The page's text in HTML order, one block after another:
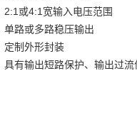
1/32砖 1/16砖
源 轨道交通电源
2:1或4:1宽输入电压范围
单路或多路稳压输出
定制外形封装
具有输出短路保护、输出过流